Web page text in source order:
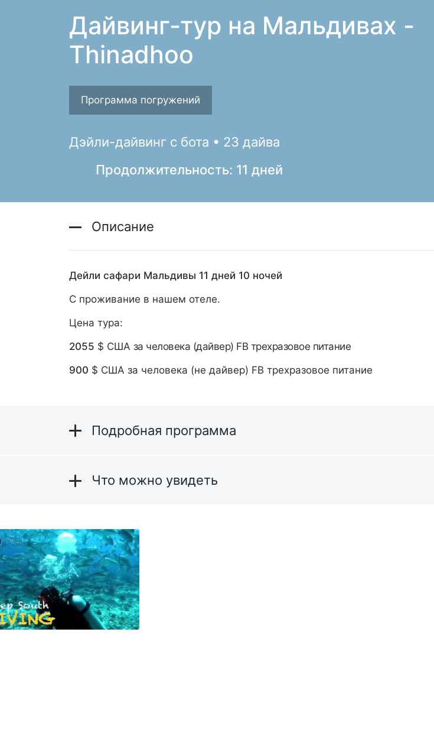
Дайвинг-тур на Мальдивах -
Thinadhoo
Программа погружений
Дэйли-дайвинг с бота • 23 дайва
Продолжительность: 11 дней
Описание
Дейли сафари Мальдивы 11 дней 10 ночей
C проживание в нашем отеле.
Цена тура:
2055 $ США за человека (дайвер) FB трехразовое питание
900 $ США за человека (не дайвер) FB трехразовое питание
Подробная программа
Что можно увидеть